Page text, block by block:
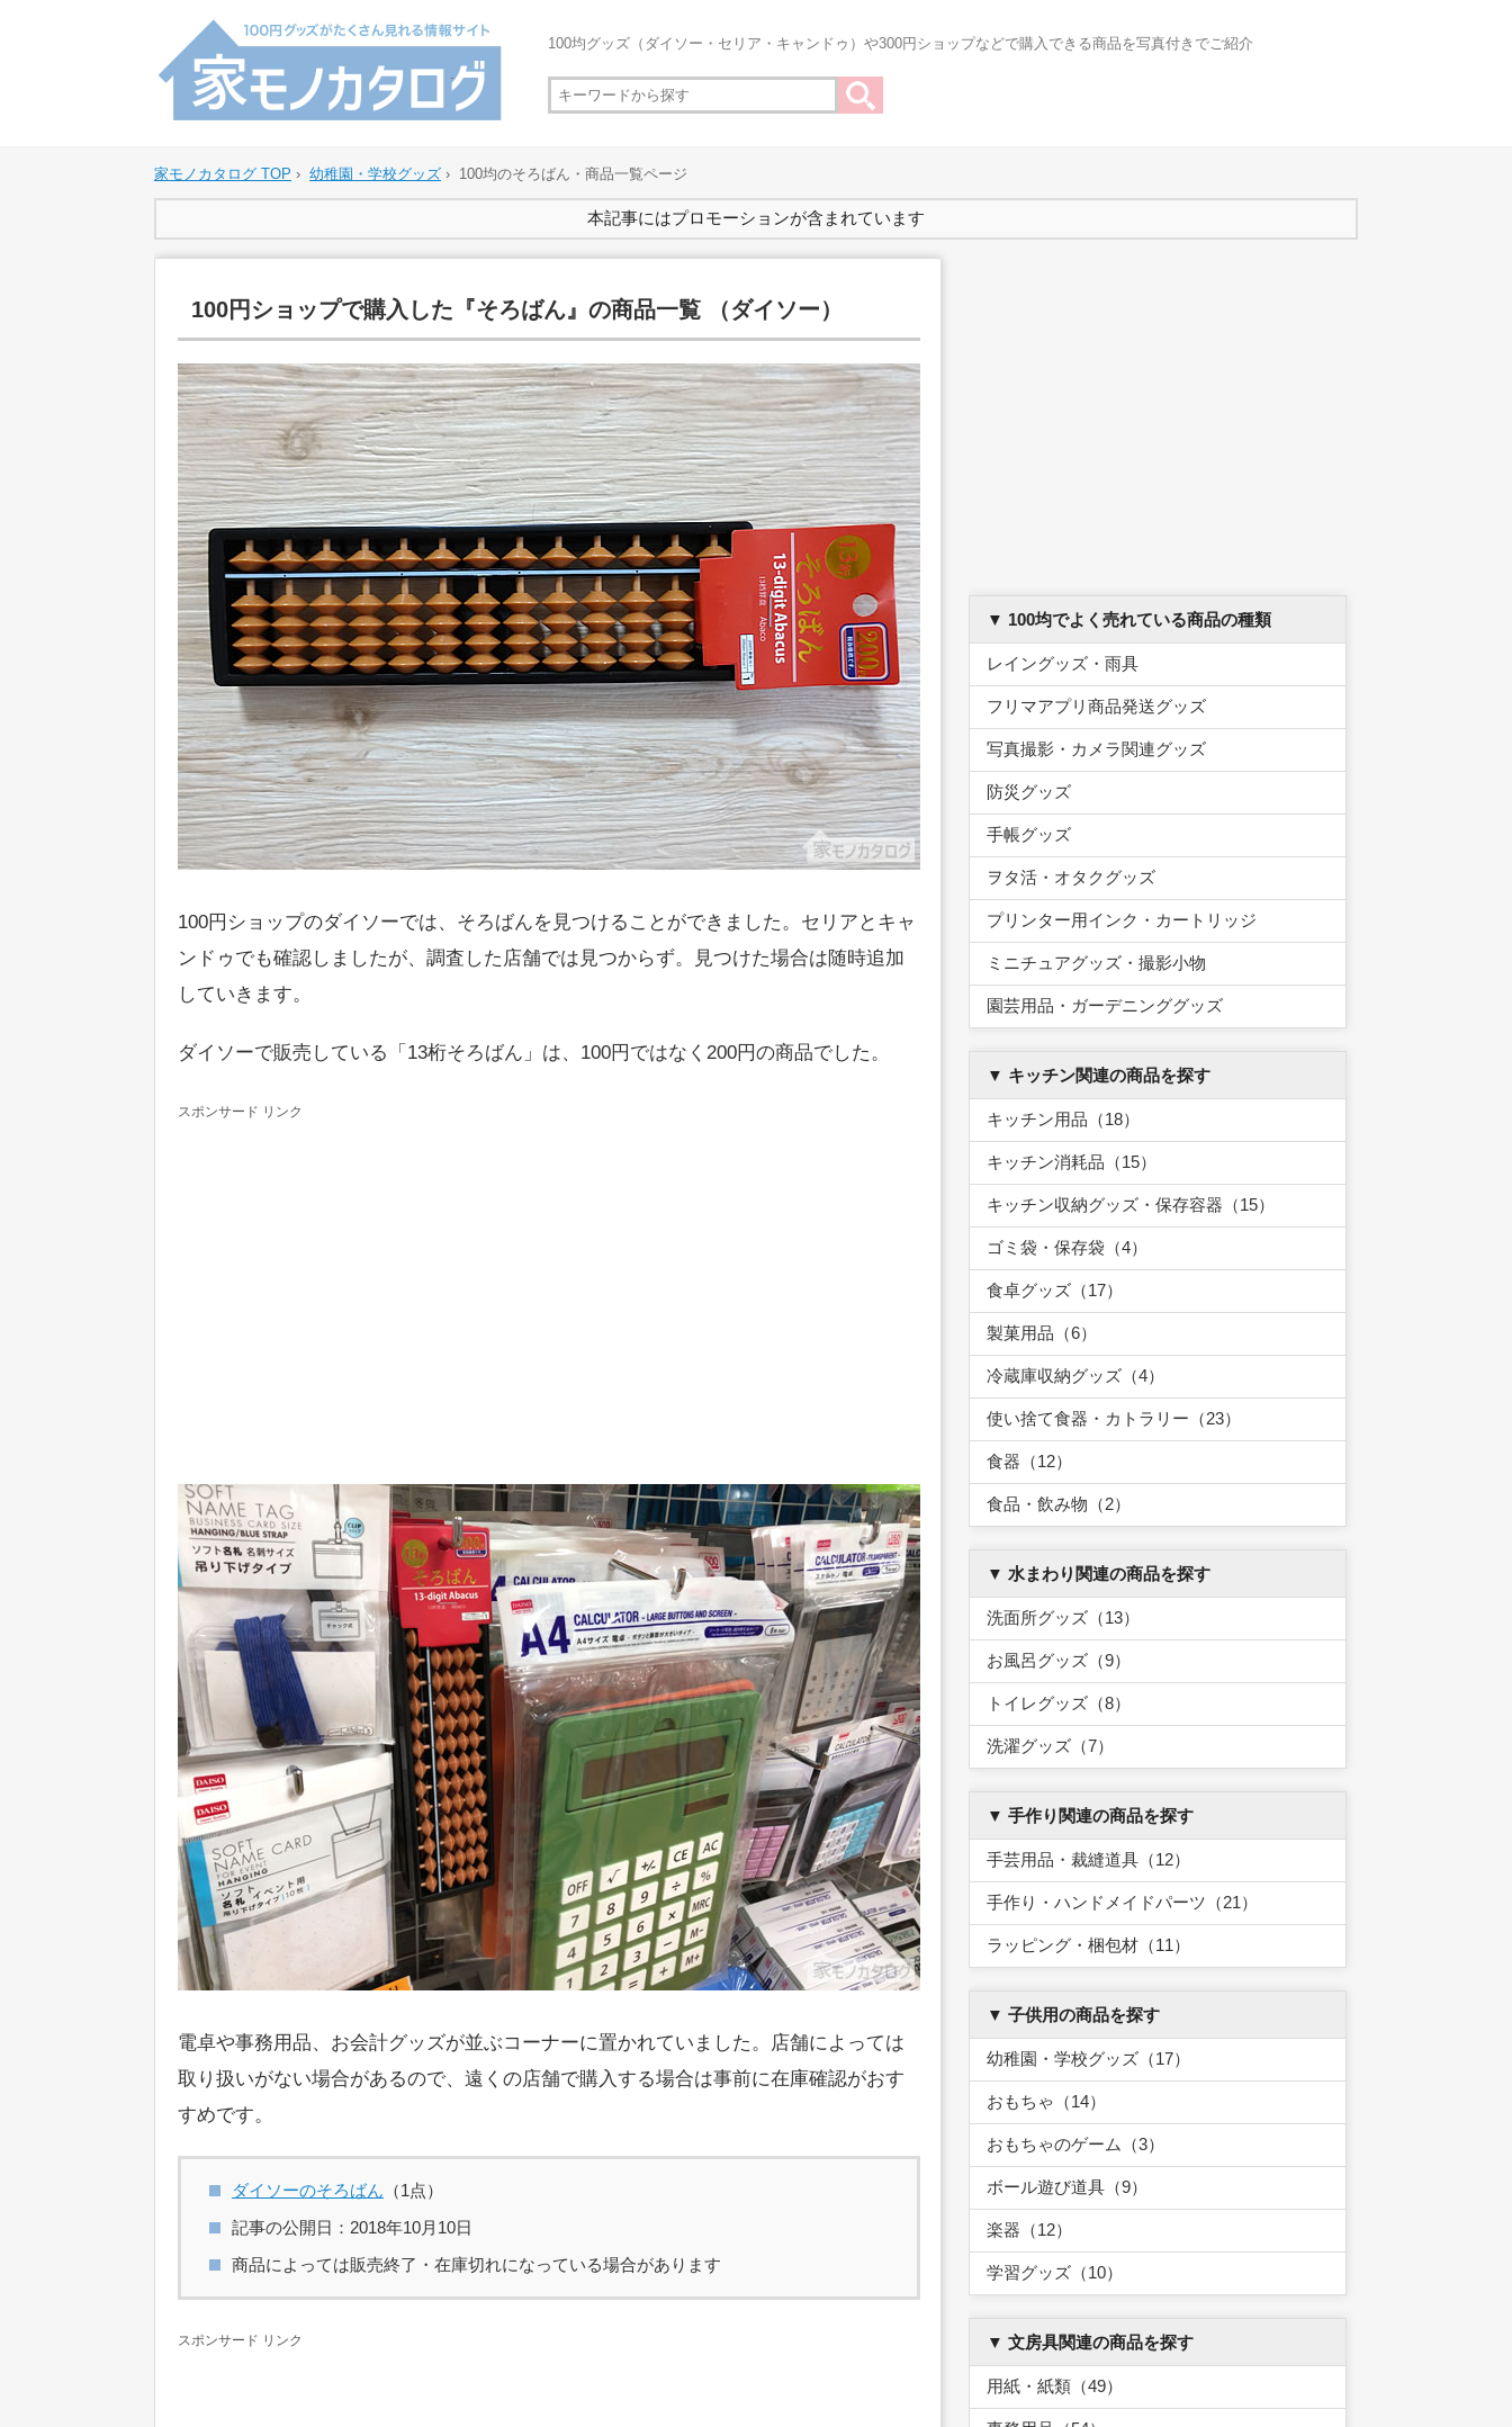
100均グッズ（ダイソー・セリア・キャンドゥ）や300円ショップなどで購入できる商品を写真付きでご紹介
家モノカタログ TOP › 幼稚園・学校グッズ › 100均のそろばん・商品一覧ページ
本記事にはプロモーションが含まれています
100円ショップで購入した『そろばん』の商品一覧 （ダイソー）
100円ショップのダイソーでは、そろばんを見つけることができました。セリアとキャ
ンドゥでも確認しましたが、調査した店舗では見つからず。見つけた場合は随時追加
していきます。
ダイソーで販売している「13桁そろばん」は、100円ではなく200円の商品でした。
スポンサード リンク
電卓や事務用品、お会計グッズが並ぶコーナーに置かれていました。店舗によっては
取り扱いがない場合があるので、遠くの店舗で購入する場合は事前に在庫確認がおす
すめです。
ダイソーのそろばん （1点）
記事の公開日：2018年10月10日
商品によっては販売終了・在庫切れになっている場合があります
スポンサード リンク
▼ 100均でよく売れている商品の種類
レイングッズ・雨具
フリマアプリ商品発送グッズ
写真撮影・カメラ関連グッズ
防災グッズ
手帳グッズ
ヲタ活・オタクグッズ
プリンター用インク・カートリッジ
ミニチュアグッズ・撮影小物
園芸用品・ガーデニンググッズ
▼ キッチン関連の商品を探す
キッチン用品（18）
キッチン消耗品（15）
キッチン収納グッズ・保存容器（15）
ゴミ袋・保存袋（4）
食卓グッズ（17）
製菓用品（6）
冷蔵庫収納グッズ（4）
使い捨て食器・カトラリー（23）
食器（12）
食品・飲み物（2）
▼ 水まわり関連の商品を探す
洗面所グッズ（13）
お風呂グッズ（9）
トイレグッズ（8）
洗濯グッズ（7）
▼ 手作り関連の商品を探す
手芸用品・裁縫道具（12）
手作り・ハンドメイドパーツ（21）
ラッピング・梱包材（11）
▼ 子供用の商品を探す
幼稚園・学校グッズ（17）
おもちゃ（14）
おもちゃのゲーム（3）
ボール遊び道具（9）
楽器（12）
学習グッズ（10）
▼ 文房具関連の商品を探す
用紙・紙類（49）